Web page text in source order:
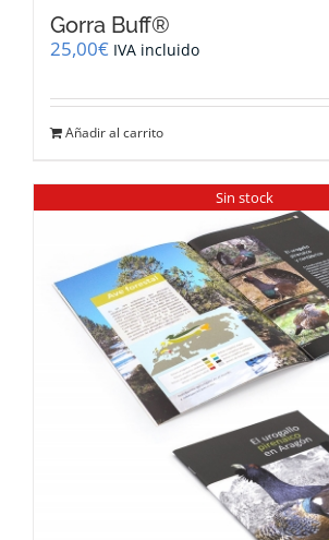
Gorra Buff®
25,00€ IVA incluido
Añadir al carrito
Sin stock